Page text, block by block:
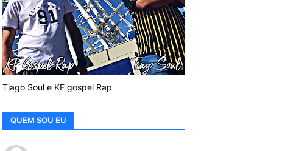
Tiago Soul e KF gospel Rap
QUEM SOU EU